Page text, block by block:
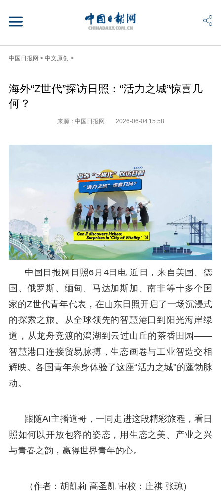
中国日报网 > 中文原创 >
海外“Z世代”探访日照：“活力之城”惊喜几
何？
来源：中国日报网 2026-06-04 15:58
中国日报网日照6月4日电 近日，来自美国、德
国、俄罗斯、缅甸、马达加斯加、南非等十多个国
家的Z世代青年代表，在山东日照开启了一场沉浸式
的探索之旅。从全球领先的智慧港口到阳光海岸绿
道，从龙舟竞渡的潟湖到云过山丘的茶香田园——
智慧港口连接贸易脉搏，生态画卷与工业智造交相
辉映。各国青年亲身体验了这座“活力之城”的蓬勃脉
动。
跟随AI主播道哥，一同走进这段精彩旅程，看日
照如何以开放包容的姿态，用生态之美、产业之兴
与青春之韵，赢得世界青年的心。
（作者：胡凯莉 高圣凯 审校：庄祺 张琼）